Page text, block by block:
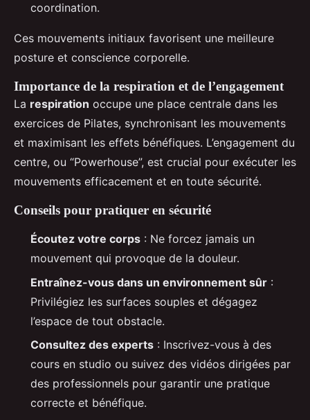
coordination.
Ces mouvements initiaux favorisent une meilleure
posture et conscience corporelle.
Importance de la respiration et de l’engagement
La respiration occupe une place centrale dans les
exercices de Pilates, synchronisant les mouvements
et maximisant les effets bénéfiques. L’engagement du
centre, ou “Powerhouse”, est crucial pour exécuter les
mouvements efficacement et en toute sécurité.
Conseils pour pratiquer en sécurité
Écoutez votre corps : Ne forcez jamais un
mouvement qui provoque de la douleur.
Entraînez-vous dans un environnement sûr :
Privilégiez les surfaces souples et dégagez
l’espace de tout obstacle.
Consultez des experts : Inscrivez-vous à des
cours en studio ou suivez des vidéos dirigées par
des professionnels pour garantir une pratique
correcte et bénéfique.